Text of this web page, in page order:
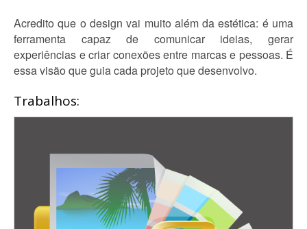
Acredito que o design vai muito além da estética: é uma
ferramenta capaz de comunicar ideias, gerar
experiências e criar conexões entre marcas e pessoas. É
essa visão que guia cada projeto que desenvolvo.
Trabalhos: